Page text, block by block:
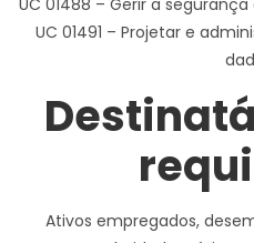
UC 01488 – Gerir a
UC 01491 – Projetar e
Ativos empregados,